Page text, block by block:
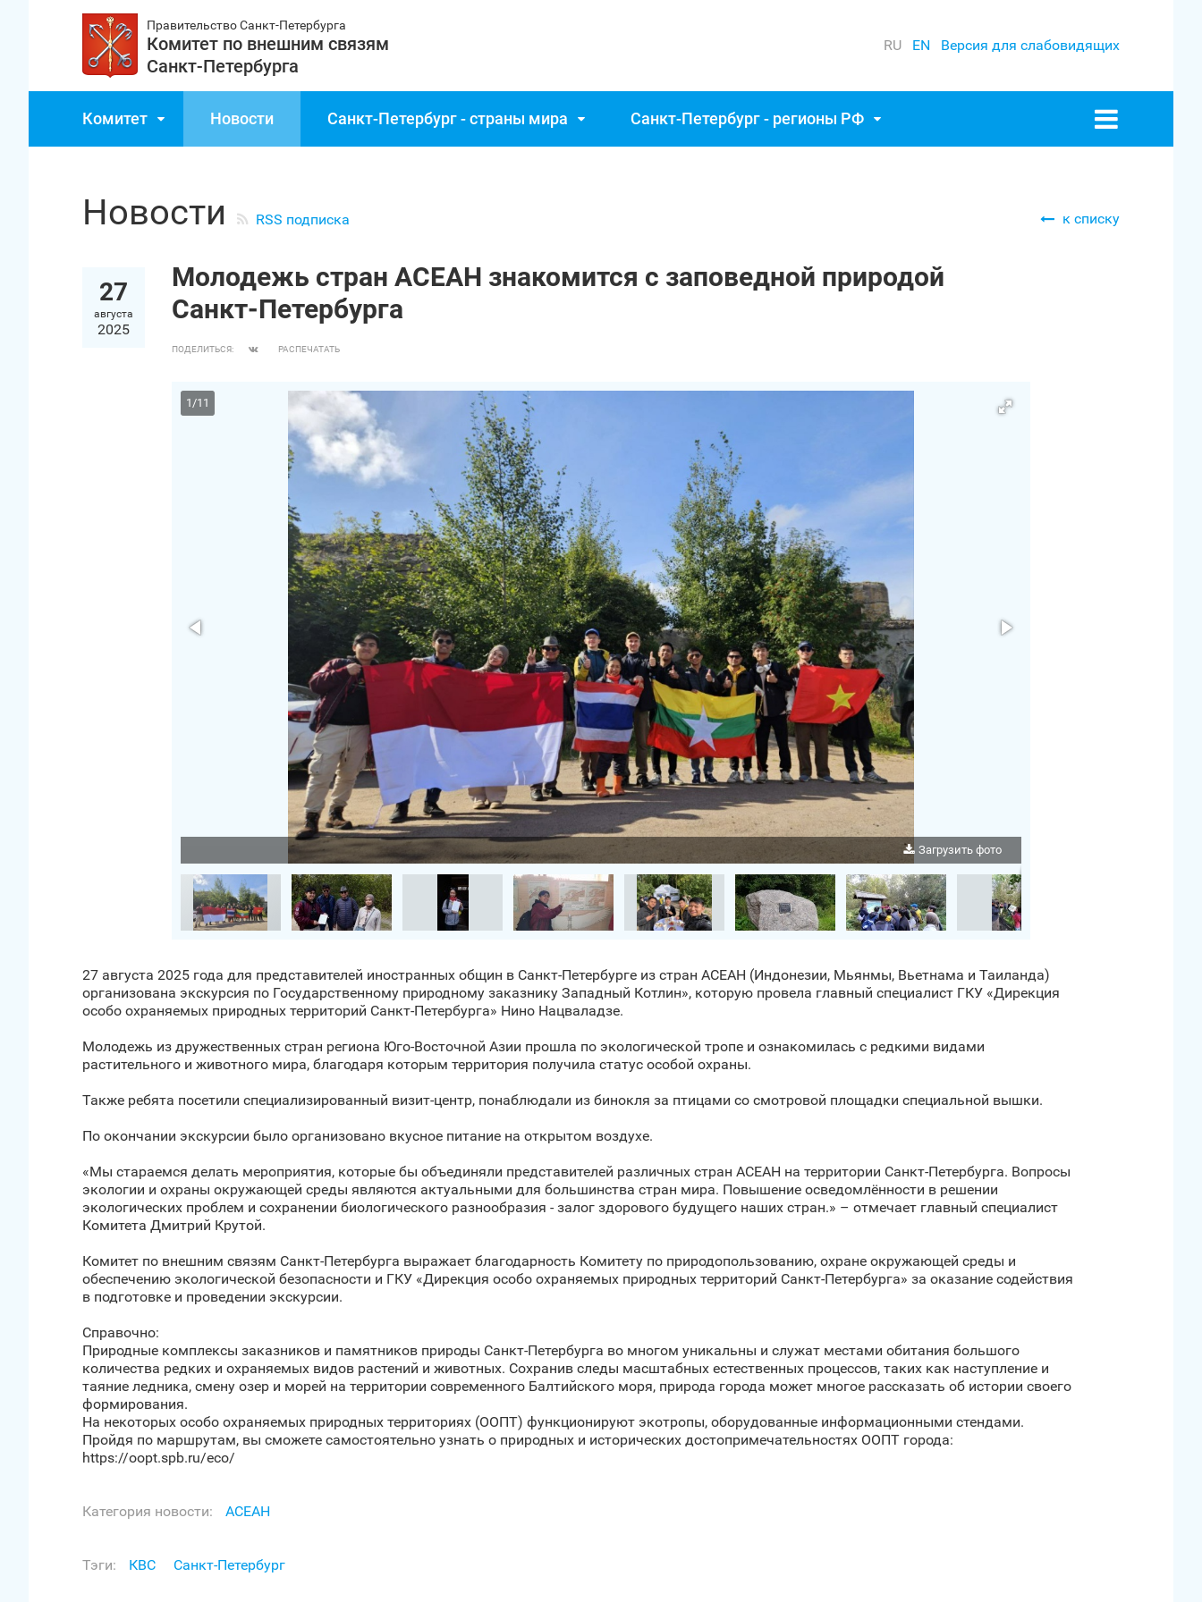
Правительство Санкт‑Петербурга
Комитет по внешним связям
Санкт‑Петербурга
RU EN Версия для слабовидящих
Комитет Новости Санкт‑Петербург - страны мира Санкт‑Петербург - регионы РФ
к списку
Новости RSS подписка
27
августа
2025
Молодежь стран АСЕАН знакомится с заповедной природой
Санкт‑Петербурга
ПОДЕЛИТЬСЯ: РАСПЕЧАТАТЬ
Загрузить фото
1/11
27 августа 2025 года для представителей иностранных общин в Санкт‑Петербурге из стран АСЕАН (Индонезии, Мьянмы, Вьетнама и Таиланда)
организована экскурсия по Государственному природному заказнику Западный Котлин», которую провела главный специалист ГКУ «Дирекция
особо охраняемых природных территорий Санкт‑Петербурга» Нино Нацваладзе.
Молодежь из дружественных стран региона Юго-Восточной Азии прошла по экологической тропе и ознакомилась с редкими видами
растительного и животного мира, благодаря которым территория получила статус особой охраны.
Также ребята посетили специализированный визит-центр, понаблюдали из бинокля за птицами со смотровой площадки специальной вышки.
По окончании экскурсии было организовано вкусное питание на открытом воздухе.
«Мы стараемся делать мероприятия, которые бы объединяли представителей различных стран АСЕАН на территории Санкт‑Петербурга. Вопросы
экологии и охраны окружающей среды являются актуальными для большинства стран мира. Повышение осведомлённости в решении
экологических проблем и сохранении биологического разнообразия - залог здорового будущего наших стран.» – отмечает главный специалист
Комитета Дмитрий Крутой.
Комитет по внешним связям Санкт‑Петербурга выражает благодарность Комитету по природопользованию, охране окружающей среды и
обеспечению экологической безопасности и ГКУ «Дирекция особо охраняемых природных территорий Санкт‑Петербурга» за оказание содействия
в подготовке и проведении экскурсии.
Справочно:
Природные комплексы заказников и памятников природы Санкт‑Петербурга во многом уникальны и служат местами обитания большого
количества редких и охраняемых видов растений и животных. Сохранив следы масштабных естественных процессов, таких как наступление и
таяние ледника, смену озер и морей на территории современного Балтийского моря, природа города может многое рассказать об истории своего
формирования.
На некоторых особо охраняемых природных территориях (ООПТ) функционируют экотропы, оборудованные информационными стендами.
Пройдя по маршрутам, вы сможете самостоятельно узнать о природных и исторических достопримечательностях ООПТ города:
https://oopt.spb.ru/eco/
Категория новости: АСЕАН
Тэги: КВС Санкт‑Петербург